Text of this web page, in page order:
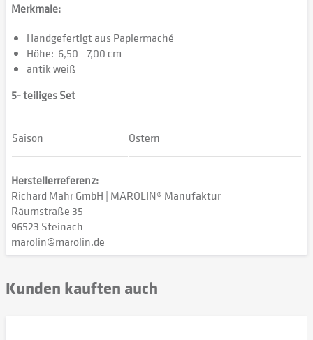
Merkmale:
Handgefertigt aus Papiermaché
Höhe: 6,50 - 7,00 cm
antik weiß
5- teiliges Set
Saison Ostern
Herstellerreferenz:
Richard Mahr GmbH | MAROLIN® Manufaktur
Räumstraße 35
96523 Steinach
marolin@marolin.de
Kunden kauften auch